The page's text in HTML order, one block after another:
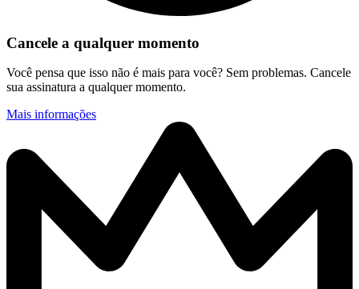
Cancele a qualquer momento
Você pensa que isso não é mais para você? Sem problemas. Cancele
sua assinatura a qualquer momento.
Mais informações